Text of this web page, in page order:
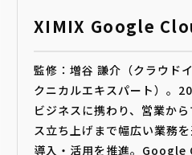
XIMIX Google
監修：増谷 謙介（クラウド
クニカルエキスパート）。
ビジネスに携わり、営業か
ス立ち上げまで幅広い業務
導入・活用を推進。Google